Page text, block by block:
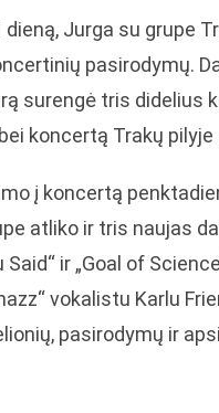
Jurga su grupe
pasirodymų.
surengė tris didelius
koncertą Trakų
į koncertą
atliko ir tris naujas
Said“ ir „Goal of
vokalistu Karlu
pasirodymų ir